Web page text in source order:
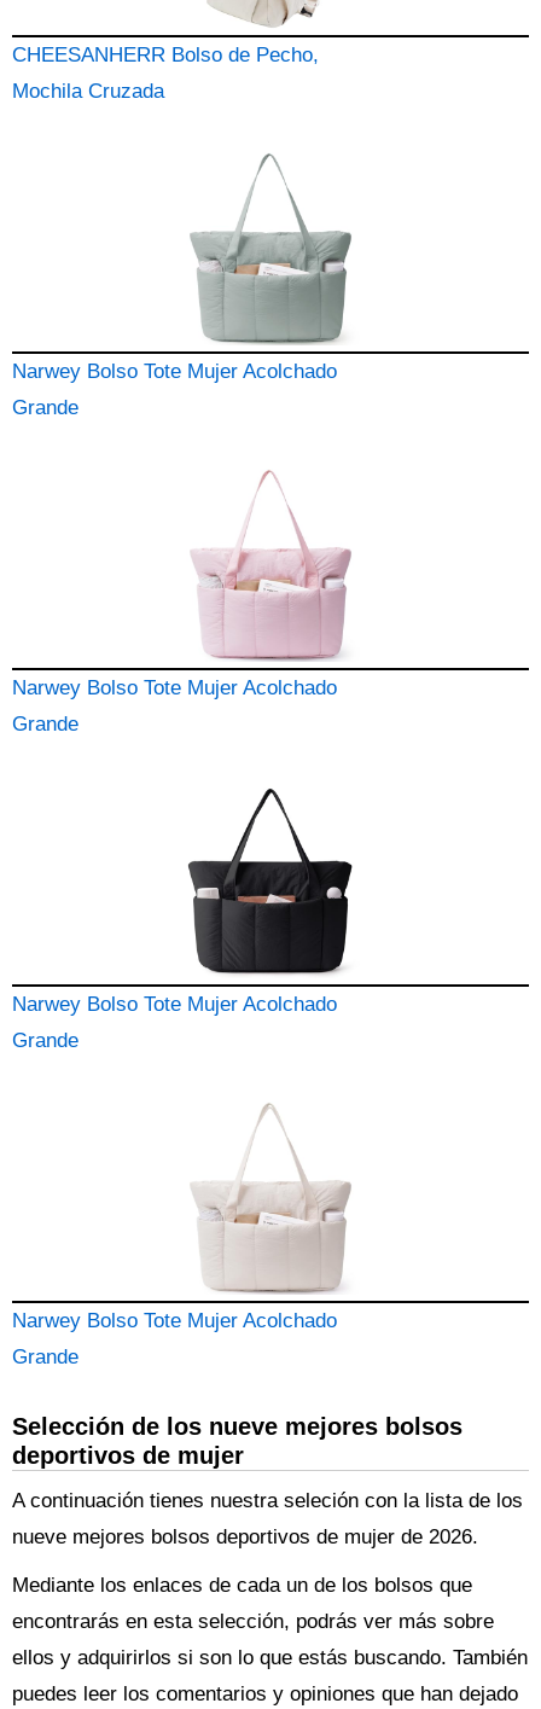
CHEESANHERR Bolso de Pecho,
Mochila Cruzada
Narwey Bolso Tote Mujer Acolchado
Grande
Narwey Bolso Tote Mujer Acolchado
Grande
Narwey Bolso Tote Mujer Acolchado
Grande
Narwey Bolso Tote Mujer Acolchado
Grande
Selección de los nueve mejores bolsos
deportivos de mujer
A continuación tienes nuestra seleción con la lista de los
nueve mejores bolsos deportivos de mujer de 2026.
Mediante los enlaces de cada un de los bolsos que
encontrarás en esta selección, podrás ver más sobre
ellos y adquirirlos si son lo que estás buscando. También
puedes leer los comentarios y opiniones que han dejado